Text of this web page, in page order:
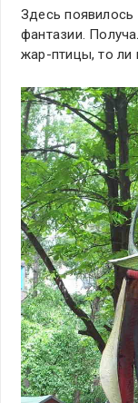
Здесь появилось
фантазии.
жар-птицы, то ли